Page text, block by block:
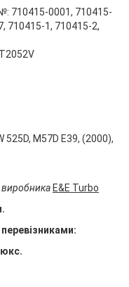
710415-0001, 710415-
710415-1, 710415-2,
M57D E39, (2000),
виробника E&E Turbo